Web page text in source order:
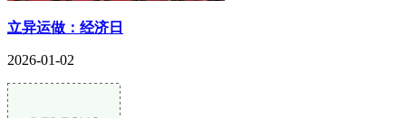
立异运做：经济日
2026-01-02